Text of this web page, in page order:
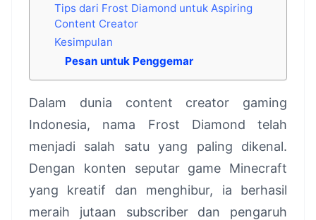
Tips dari Frost Diamond untuk Aspiring
Content Creator
Kesimpulan
Pesan untuk Penggemar
Dalam dunia content creator gaming
Indonesia, nama Frost Diamond telah
menjadi salah satu yang paling dikenal.
Dengan konten seputar game Minecraft
yang kreatif dan menghibur, ia berhasil
meraih jutaan subscriber dan pengaruh